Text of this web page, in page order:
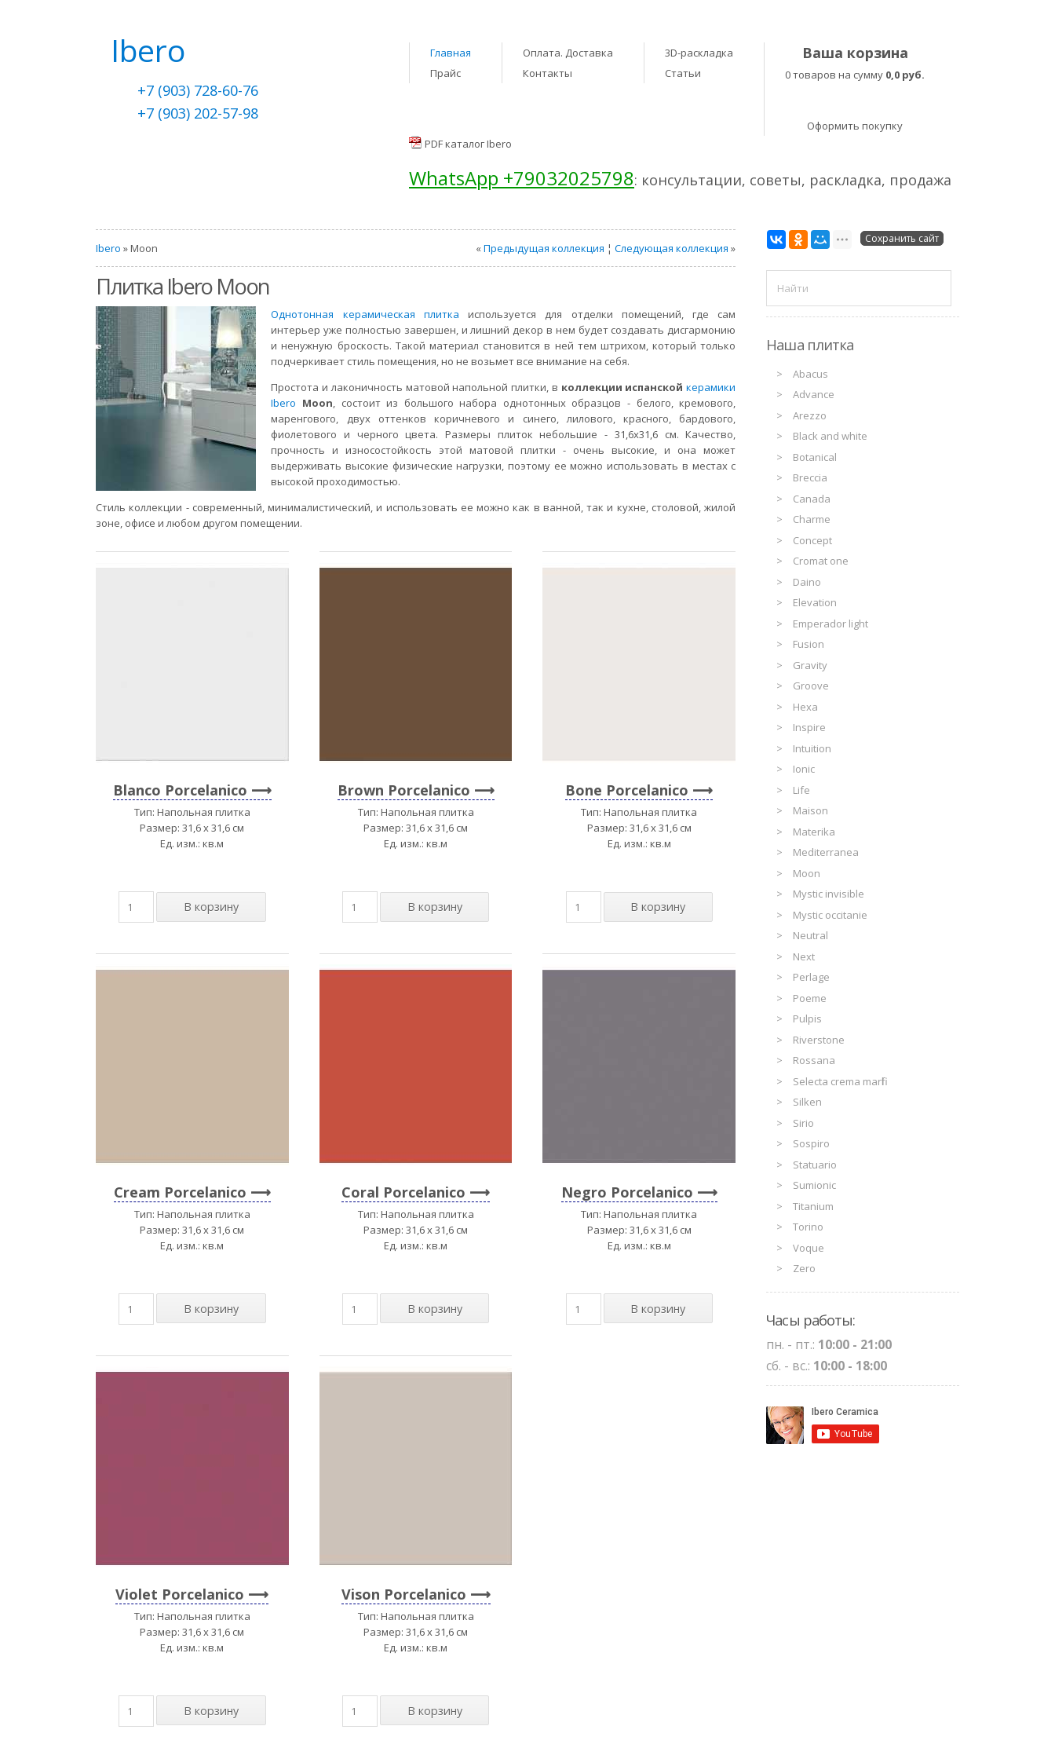
Ibero
+7 (903) 728-60-76
+7 (903) 202-57-98
Главная
Прайс
Оплата. Доставка
Контакты
3D-раскладка
Статьи
Ваша корзина
0 товаров на сумму 0,0 руб.
Оформить покупку
PDF каталог Ibero
WhatsApp +79032025798: консультации, советы, раскладка, продажа
Ibero » Moon «Предыдущая коллекция ¦Следующая коллекция »
Плитка Ibero Moon
Однотонная керамическая плитка используется для отделки помещений, где сам
интерьер уже полностью завершен, и лишний декор в нем будет создавать дисгармонию
и ненужную броскость. Такой материал становится в ней тем штрихом, который только
подчеркивает стиль помещения, но не возьмет все внимание на себя.
Простота и лаконичность матовой напольной плитки, в коллекции испанскойкерамики
Ibero Moon, состоит из большого набора однотонных образцов - белого, кремового,
маренгового, двух оттенков коричневого и синего, лилового, красного, бардового,
фиолетового и черного цвета. Размеры плиток небольшие - 31,6х31,6 см. Качество,
прочность и износостойкость этой матовой плитки - очень высокие, и она может
выдерживать высокие физические нагрузки, поэтому ее можно использовать в местах с
высокой проходимостью.
Стиль коллекции - современный, минималистический, и использовать ее можно как в ванной, так и кухне, столовой, жилой
зоне, офисе и любом другом помещении.
Blanco Porcelanico
Тип: Напольная плитка
Размер: 31,6 x 31,6 см
Ед. изм.: кв.м
Brown Porcelanico
Тип: Напольная плитка
Размер: 31,6 x 31,6 см
Ед. изм.: кв.м
Bone Porcelanico
Тип: Напольная плитка
Размер: 31,6 x 31,6 см
Ед. изм.: кв.м
Cream Porcelanico
Тип: Напольная плитка
Размер: 31,6 x 31,6 см
Ед. изм.: кв.м
Coral Porcelanico
Тип: Напольная плитка
Размер: 31,6 x 31,6 см
Ед. изм.: кв.м
Negro Porcelanico
Тип: Напольная плитка
Размер: 31,6 x 31,6 см
Ед. изм.: кв.м
Violet Porcelanico
Тип: Напольная плитка
Размер: 31,6 x 31,6 см
Ед. изм.: кв.м
Vison Porcelanico
Тип: Напольная плитка
Размер: 31,6 x 31,6 см
Ед. изм.: кв.м
Сохранить сайт
Наша плитка
Abacus
Advance
Arezzo
Black and white
Botanical
Breccia
Canada
Charme
Concept
Cromat one
Daino
Elevation
Emperador light
Fusion
Gravity
Groove
Hexa
Inspire
Intuition
Ionic
Life
Maison
Materika
Mediterranea
Moon
Mystic invisible
Mystic occitanie
Neutral
Next
Perlage
Poeme
Pulpis
Riverstone
Rossana
Selecta crema marfil
Silken
Sirio
Sospiro
Statuario
Sumionic
Titanium
Torino
Voque
Zero
Часы работы:
пн. - пт.: 10:00 - 21:00
сб. - вс.: 10:00 - 18:00